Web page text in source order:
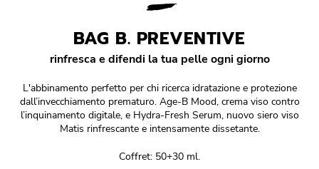
Réponse Délicate
Réponse Cosmake-up
Réponse Fondamentale
BAG B. PREVENTIVE
rinfresca e difendi la tua pelle ogni giorno
L'abbinamento perfetto per chi ricerca idratazione e protezione
dall’invecchiamento prematuro. Age-B Mood, crema viso contro
l’inquinamento digitale, e Hydra-Fresh Serum, nuovo siero viso
Matis rinfrescante e intensamente dissetante.
Coffret: 50+30 ml.